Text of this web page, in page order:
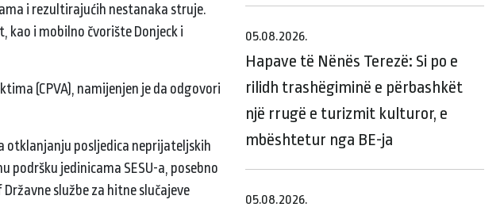
i rezultirajućih nestanaka struje.
kao i mobilno čvorište Donjeck i
(CPVA), namijenjen je da odgovori
otklanjanju posljedica neprijateljskih
jedinicama SESU-a, posebno
službe za hitne slučajeve
05.08.2026.
Hapave të Nënës Terezë: Si po e
rilidh trashëgiminë e përbashkët
një rrugë e turizmit kulturor, e
mbështetur nga BE-ja
05.08.2026.